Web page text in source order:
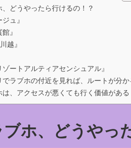
、どうやったら行けるの！？
ュ』
』
越』
ゾートアルティアセンシュアル』
でラブホの付近を見れば、ルートが分か
は、アクセスが悪くても行く価値がある
ブホ、どうやっ